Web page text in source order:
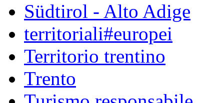
Südtirol - Alto Adige
territoriali#europei
Territorio trentino
Trento